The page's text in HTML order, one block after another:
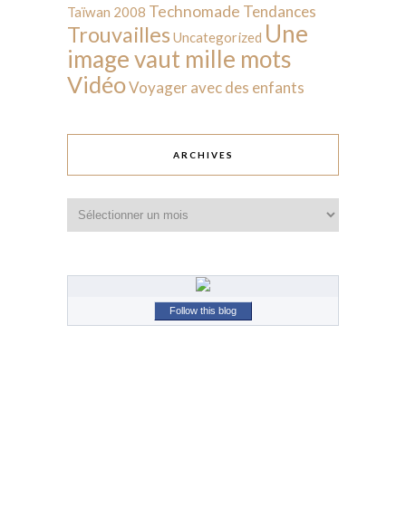
Taïwan 2008 Technomade Tendances
Trouvailles Uncategorized Une
image vaut mille mots
VidéoVoyager avec des enfants
ARCHIVES
Follow this blog